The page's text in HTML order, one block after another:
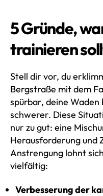
5 Gründe,
trainieren
Stell dir vor, du
Bergstraße mit dem
spürbar, deine
schwerer. Diese
nur zu gut: eine
Herausforderung und
Anstrengung lohnt
vielfältig:
Verbesserung der